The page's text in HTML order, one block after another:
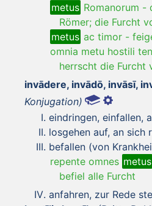
metus Romanorum -
Römer; die Furcht
metus ac timor -
omnia metu hostili
herrscht die Furcht
invādere, invādō, invāsī,
Konjugation)
eindringen, einfallen,
losgehen auf, an sich
befallen (von
repente omnes metus
befiel alle Furcht
anfahren, zur Rede